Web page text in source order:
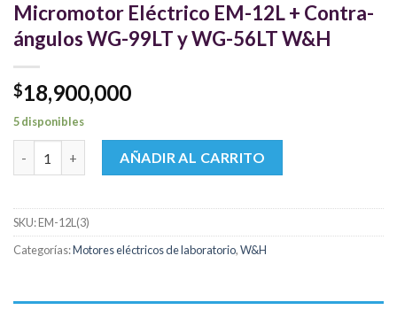
Micromotor Eléctrico EM-12L + Contra-
ángulos WG-99LT y WG-56LT W&H
$18,900,000
5 disponibles
Micromotor Eléctrico EM-12L + Contra-ángulos WG-99LT y
AÑADIR AL CARRITO
SKU:EM-12L(3)
Categorías:Motores eléctricos de laboratorio,W&H